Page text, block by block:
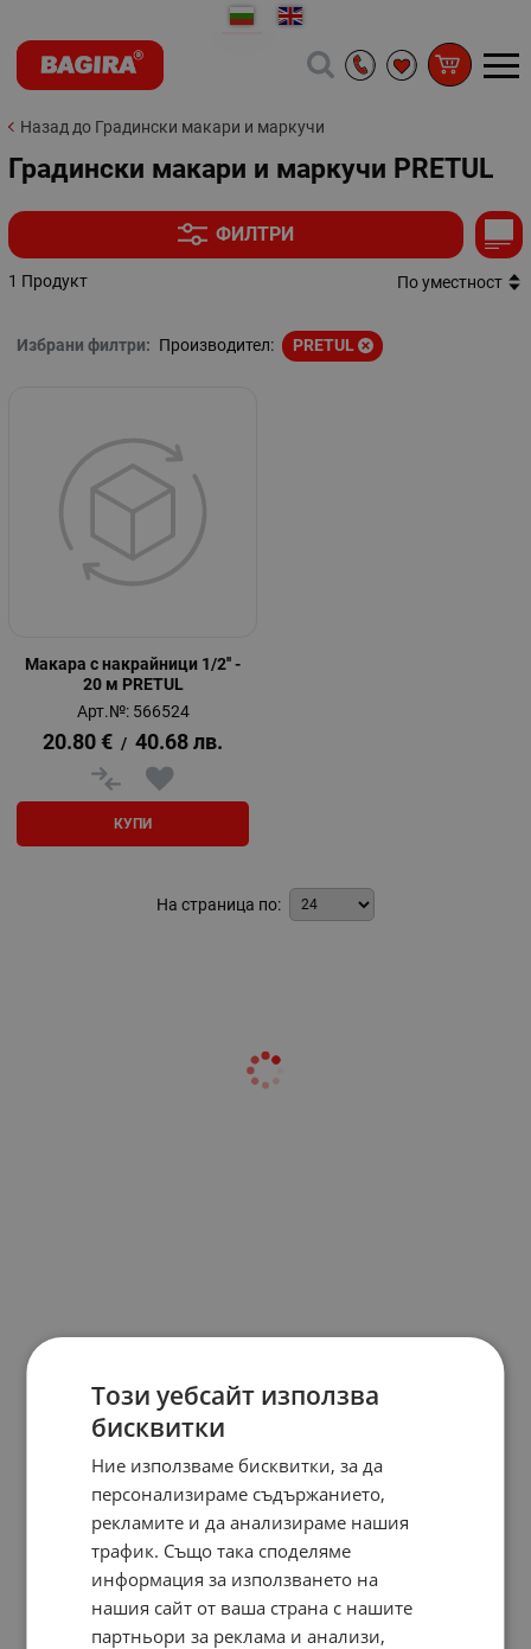
Назад до Градински макари и маркучи
Градински макари и маркучи PRETUL
ФИЛТРИ
1 Продукт По уместност
Избрани филтри: Производител: PRETUL
Макара с накрайници 1/2'' -
20 м PRETUL
Арт.№: 566524
20.80 € / 40.68 лв.
КУПИ
На страница по:
Този уебсайт използва
бисквитки
Ние използваме бисквитки, за да
персонализираме съдържанието,
рекламите и да анализираме нашия
трафик. Също така споделяме
информация за използването на
нашия сайт от ваша страна с нашите
партньори за реклама и анализи,